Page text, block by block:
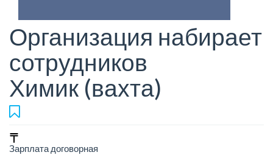
Организация набирает
сотрудников
Химик (вахта)
Зарплата договорная